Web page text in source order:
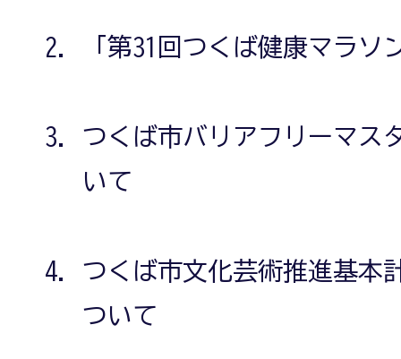
「第31回つくば健康マラソ
つくば市バリアフリーマス
いて
つくば市文化芸術推進基本
ついて